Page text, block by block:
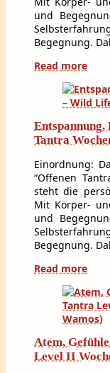
und
Begegnung.
Read more
Tantra
Einordnung:
“Offenen
steht die
Mit Körper-
und
Begegnung.
Read more
Atem,
Level II